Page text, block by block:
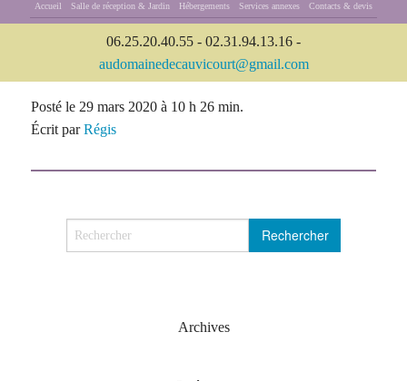
Accueil Salle de réception & Jardin Hébergements Services annexes Contacts & devis
06.25.20.40.55 - 02.31.94.13.16 -
audomainedecauvicourt@gmail.com
Posté le 29 mars 2020 à 10 h 26 min.
Écrit parRégis
Archives